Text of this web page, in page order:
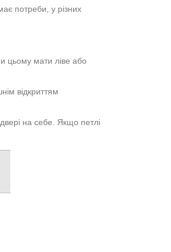
потреби, у різних
цьому мати ліве або
відкриттям
на себе. Якщо петлі